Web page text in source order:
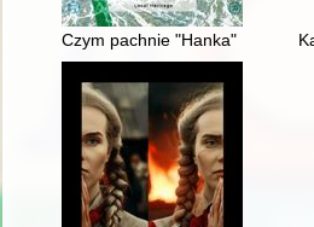
Czym pachnie "Hanka" :